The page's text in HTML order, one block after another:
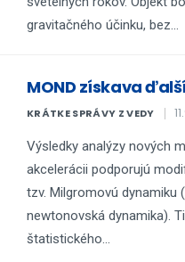
gravitačného účinku, bez...
MOND získava
KRÁTKE SPRÁVY Z VEDY
Výsledky analýzy nových
akcelerácii podporujú
tzv. Milgromovú dynamiku
newtonovská dynamika).
štatistického...